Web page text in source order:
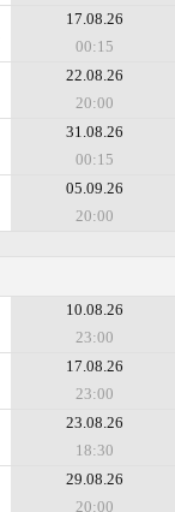
17.08.26
00:15
22.08.26
20:00
31.08.26
00:15
05.09.26
20:00
10.08.26
23:00
17.08.26
23:00
23.08.26
18:30
29.08.26
20:00